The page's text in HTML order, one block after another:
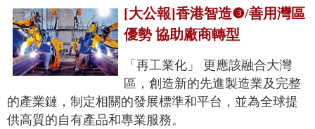
[大公報]香港智造❸/善用灣區
優勢 協助廠商轉型
「再工業化」 更應該融合大灣
區，創造新的先進製造業及完整
的產業鏈，制定相關的發展標準和平台，並為全球提
供高質的自有產品和專業服務。